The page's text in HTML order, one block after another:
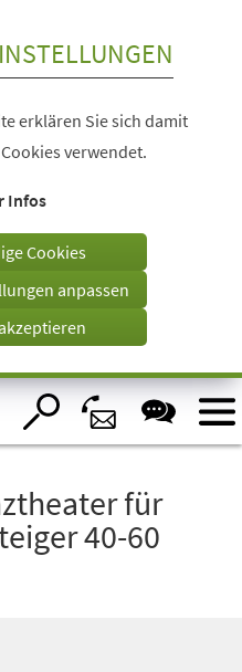
erklären Sie sich damit
verwendet.
Infos
Cookies
anpassen
für
40-60